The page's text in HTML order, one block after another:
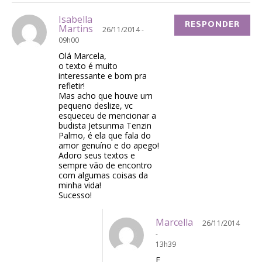
Isabella
Martins
26/11/2014 -
09h00
Olá Marcela,
o texto é muito
interessante e bom pra
refletir!
Mas acho que houve um
pequeno deslize, vc
esqueceu de mencionar a
budista Jetsunma Tenzin
Palmo, é ela que fala do
amor genuíno e do apego!
Adoro seus textos e
sempre vão de encontro
com algumas coisas da
minha vida!
Sucesso!
RESPONDER
Marcella
26/11/2014
-
13h39